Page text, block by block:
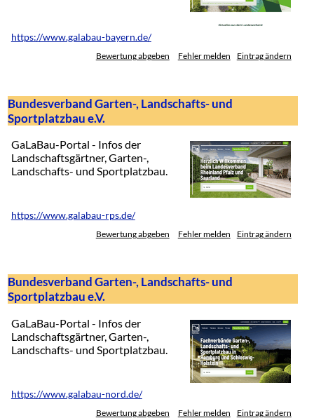
https://www.galabau-bayern.de/
Bewertung abgeben Fehler melden Eintrag ändern
Bundesverband Garten-, Landschafts- und
Sportplatzbau e.V.
GaLaBau-Portal - Infos der
Landschaftsgärtner, Garten-,
Landschafts- und Sportplatzbau.
https://www.galabau-rps.de/
Bewertung abgeben Fehler melden Eintrag ändern
Bundesverband Garten-, Landschafts- und
Sportplatzbau e.V.
GaLaBau-Portal - Infos der
Landschaftsgärtner, Garten-,
Landschafts- und Sportplatzbau.
https://www.galabau-nord.de/
Bewertung abgeben Fehler melden Eintrag ändern